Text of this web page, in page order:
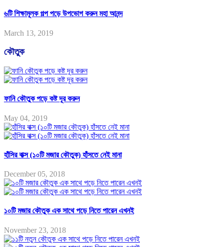
৬টি শিক্ষামূলক গল্প পড়ে উপভোগ করুন মহা আনন্দ
March 13, 2019
কৌতুক
ফানি কৌতুক পড়ে কষ্ট দূর করুন
May 04, 2019
হাঁসির বাক্স (১০টি মজার কৌতুক) হাঁসতে নেই মানা
December 05, 2018
১০টি মজার কৌতুক এক সাথে পড়ে নিতে পারেন এখনই
November 23, 2018